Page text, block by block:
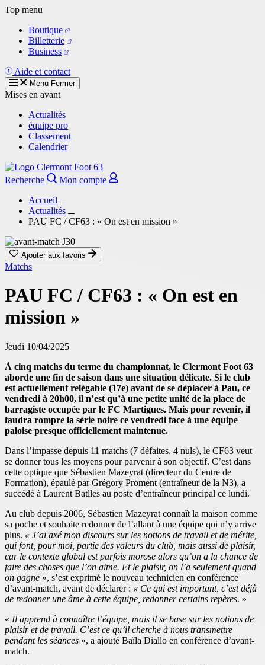
Aller
contenu
principal
Top menu
Boutique
Billetterie
Business
Aide et contact
Menu Fermer
Mises en avant
Actualités
équipe pro
Classement
Calendrier
Recherche
Mon compte
Accueil
Actualités
PAU FC / CF63 : « On est en mission »
Ajouter aux favoris
Matchs
PAU FC / CF63 : « On est en
mission »
Jeudi 10/04/2025
À cinq matchs du terme du championnat, le Clermont Foot 63
aborde une fin de saison dans une situation délicate. Si le club
est actuellement relégable (17e) avant de se déplacer à Pau, ce
vendredi à 20h00, il n’est qu’à une petite unité de la place de
barragiste occupée par le FC Martigues. Mais pour revenir, il
faudra rompre la série noire ce vendredi face à une équipe
paloise presque officiellement maintenue.
Dans l’impasse depuis 11 matchs (7 défaites, 4 nuls), le CF63 veut
se donner tous les moyens pour parvenir à son objectif. C’est dans
cette optique que Sébastien Mazeyrat (directeur du Centre de
Formation), épaulé par Grégory Proment (entraîneur de la N3), a
succédé à Laurent Batlles au poste d’entraîneur principal ce lundi.
Au club depuis 2006, Sébastien Mazeyrat connaît la maison comme
sa poche et souhaite redonner de l’allant à une équipe qui n’y arrive
plus. « J’ai axé mon discours sur les notions de travail et de mérite,
qui font, pour moi, partie des valeurs du club, mais aussi de plaisir,
car le contexte global est parfois morose alors qu’on a la chance de
faire des choses que l’on aime. Et le plaisir, on l’a seulement quand
on gagne », s’est exprimé le nouveau technicien en conférence
d’avant-match, avant de déclarer : « Ce qui est important, c’est déjà
de redonner une âme à cette équipe, redonner certains repères. »
« Il apprend à connaître l’équipe, mais il se base sur les notions de
plaisir et de travail. C’est ce qu’il cherche à nous transmettre
pendant les séances », a ajouté Baïla Diallo en conférence d’avant-
match.